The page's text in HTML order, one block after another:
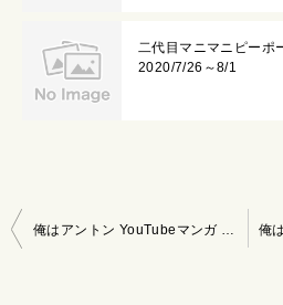
二代目マニマニピーポ
2020/7/26～8/1
投